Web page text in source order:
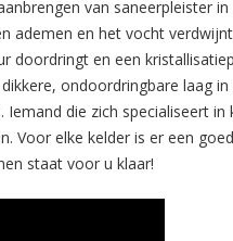
van saneerpleister
ademen en het vocht
doordringt en een
ondoordringbare laag
die zich specialiseert
Voor elke kelder is er een
staat voor u klaar!